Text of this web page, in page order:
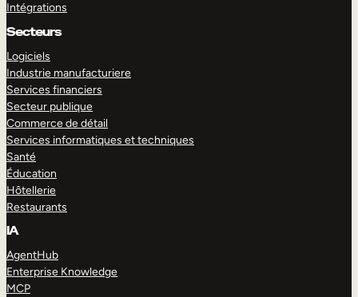
Intégrations
Secteurs
Logiciels
Industrie manufacturiere
Services financiers
Secteur publique
Commerce de détail
Services informatiques et techniques
Santé
Éducation
Hôtellerie
Restaurants
IA
AgentHub
Enterprise Knowledge
MCP